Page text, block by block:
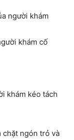
người khám
khám cố
khám kéo tách
chặt ngón trỏ và